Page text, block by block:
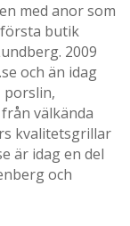
med anor som
butik
2009
och än idag
porslin,
välkända
kvalitetsgrillar
är idag en del
och